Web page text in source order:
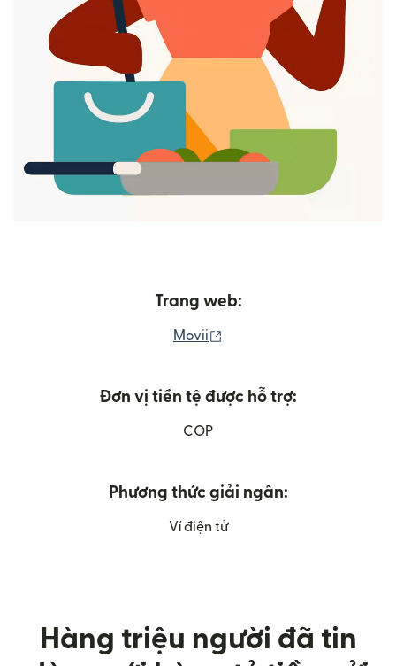
Trang web:
Movii
Đơn vị tiền tệ được hỗ trợ:
COP
Phương thức giải ngân:
Ví điện tử
Hàng triệu người đã tin